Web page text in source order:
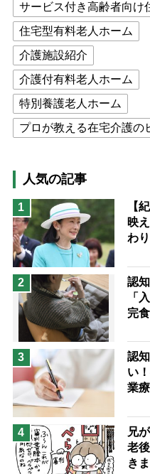
サービス付き高齢者向け
住宅型有料老人ホーム
介護施設紹介
介護付有料老人ホーム
特別養護老人ホーム
プロが教える在宅介護の
高木ブー
ケアマネジャ
猫が母になつきません
息子の遠距離介護サバイ
兄がボケました
予防法
人気の記事
1
【
映
わ
2
認
「
完
3
認
い
業
4
兄
老
き